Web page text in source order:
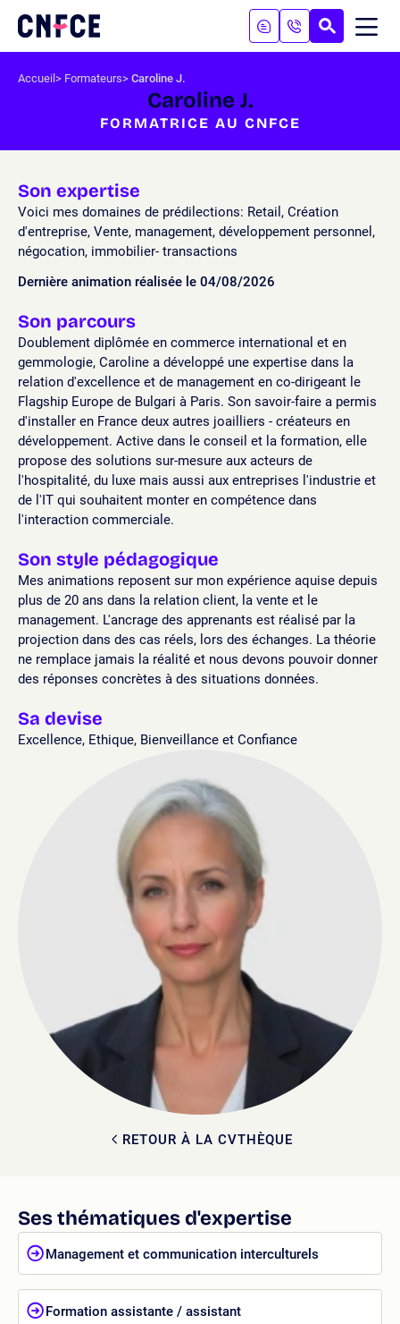
contenu
à
recherche
Logo
site
Accueil Formateurs Caroline J.
Caroline J.
FORMATRICE AU CNFCE
RETOUR À LA CVTHÈQUE
Son expertise
Voici mes domaines de prédilections: Retail, Création
d'entreprise, Vente, management, développement personnel,
négocation, immobilier- transactions
Dernière animation réalisée le 04/08/2026
Son parcours
Doublement diplômée en commerce international et en
gemmologie, Caroline a développé une expertise dans la
relation d'excellence et de management en co-dirigeant le
Flagship Europe de Bulgari à Paris. Son savoir-faire a permis
d'installer en France deux autres joailliers - créateurs en
développement. Active dans le conseil et la formation, elle
propose des solutions sur-mesure aux acteurs de
l'hospitalité, du luxe mais aussi aux entreprises l'industrie et
de l'IT qui souhaitent monter en compétence dans
l'interaction commerciale.
Son style pédagogique
Mes animations reposent sur mon expérience aquise depuis
plus de 20 ans dans la relation client, la vente et le
management. L'ancrage des apprenants est réalisé par la
projection dans des cas réels, lors des échanges. La théorie
ne remplace jamais la réalité et nous devons pouvoir donner
des réponses concrètes à des situations données.
Sa devise
Excellence, Ethique, Bienveillance et Confiance
Ses thématiques d'expertise
Management et communication interculturels
Formation assistante / assistant